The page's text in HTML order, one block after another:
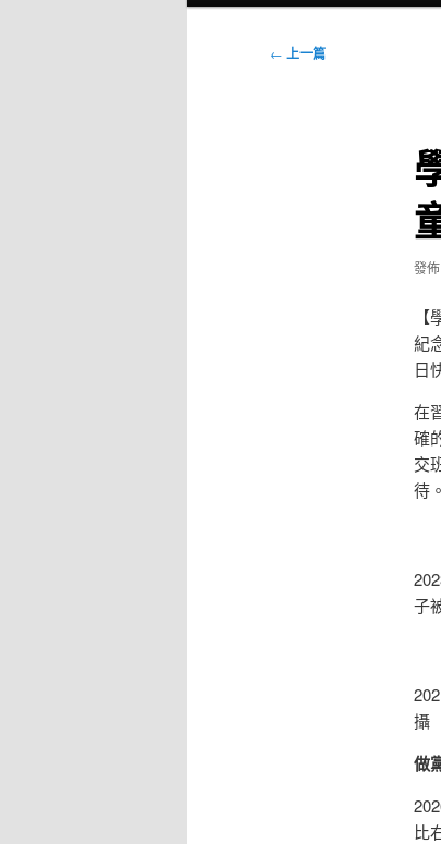
文
← 上一篇
發
紀
日
在
確
交
待。
子
攝
做
比